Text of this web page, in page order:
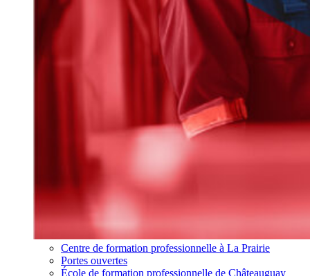
Centre de formation professionnelle à La Prairie
Portes ouvertes
École de formation professionnelle de Châteauguay